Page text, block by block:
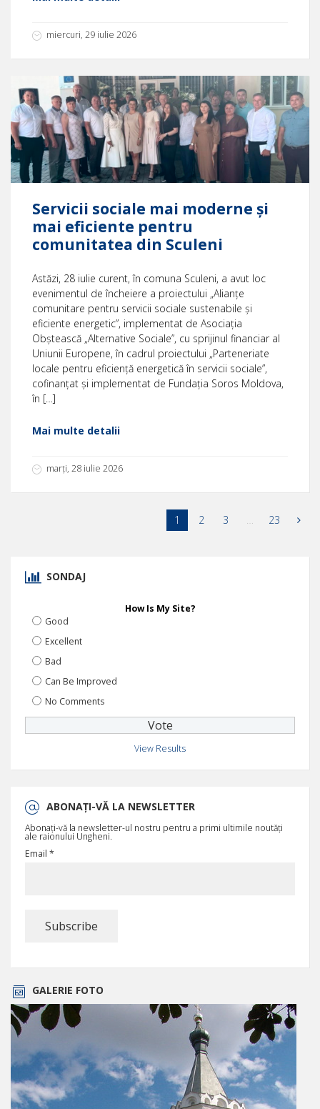
miercuri, 29 iulie 2026
Servicii sociale mai moderne și
mai eficiente pentru
comunitatea din Sculeni
Astăzi, 28 iulie curent, în comuna Sculeni, a avut loc
evenimentul de încheiere a proiectului „Alianțe
comunitare pentru servicii sociale sustenabile și
eficiente energetic”, implementat de Asociația
Obștească „Alternative Sociale”, cu sprijinul financiar al
Uniunii Europene, în cadrul proiectului „Parteneriate
locale pentru eficiență energetică în servicii sociale”,
cofinanțat și implementat de Fundația Soros Moldova,
în […]
Mai multe detalii
marți, 28 iulie 2026
1 2 3 … 23
SONDAJ
How Is My Site?
Good
Excellent
Bad
Can Be Improved
No Comments
View Results
ABONAȚI-VĂ LA NEWSLETTER
Abonați-vă la newsletter-ul nostru pentru a primi ultimile noutăți
ale raionului Ungheni.
Email *
GALERIE FOTO